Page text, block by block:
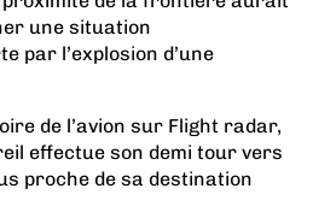
une situation
par l’explosion d’une
de l’avion sur Flight radar,
effectue son demi tour vers
proche de sa destination